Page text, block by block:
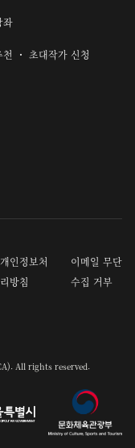
좌
천 ・ 초대작가 신청
개인정보처
리방침
이메일 무단
수집 거부
All rights reserved.